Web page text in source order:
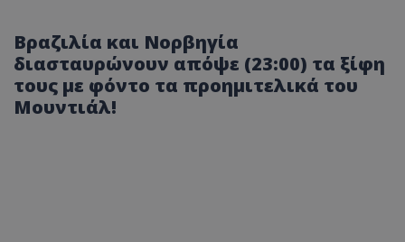
Βραζιλία και Νορβηγία
διασταυρώνουν απόψε (23:00) τα ξίφη
τους με φόντο τα προημιτελικά του
Μουντιάλ!